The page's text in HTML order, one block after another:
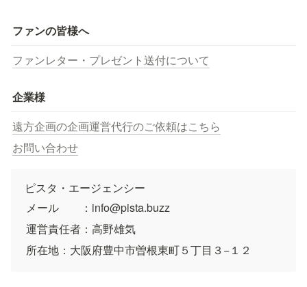
ファンの皆様へ
ファンレター・プレゼント送付について
企業様
遠方企画の企画運営代行のご依頼はこちら
お問い合わせ
ピスタ・エージェンシー
メール　　：info@pista.buzz
運営責任者：高野雄気
所在地：大阪府豊中市曽根東町５丁目３−１２